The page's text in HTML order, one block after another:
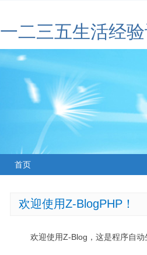
一二三五生活经
首页
欢迎使用Z-BlogPHP！
欢迎使用Z-Blog，这是程序自